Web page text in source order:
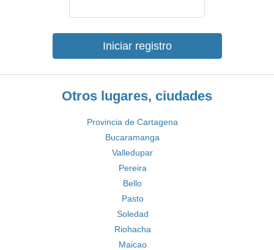
Iniciar registro
Otros lugares, ciudades
Provincia de Cartagena
Bucaramanga
Valledupar
Pereira
Bello
Pasto
Soledad
Riohacha
Maicao